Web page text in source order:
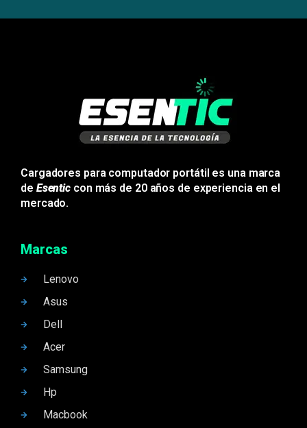
Cargadores para computador portátil es una marca
de Esentic con más de 20 años de experiencia en el
mercado.
Marcas
Lenovo
Asus
Dell
Acer
Samsung
Hp
Macbook